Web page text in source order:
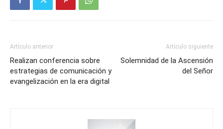
Artículo anterior
Realizan conferencia sobre
estrategias de comunicación y
evangelización en la era digital
Artículo siguiente
Solemnidad de la Ascensión
del Señor